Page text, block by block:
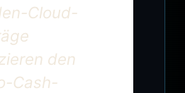
Cloud-
den
Cash-